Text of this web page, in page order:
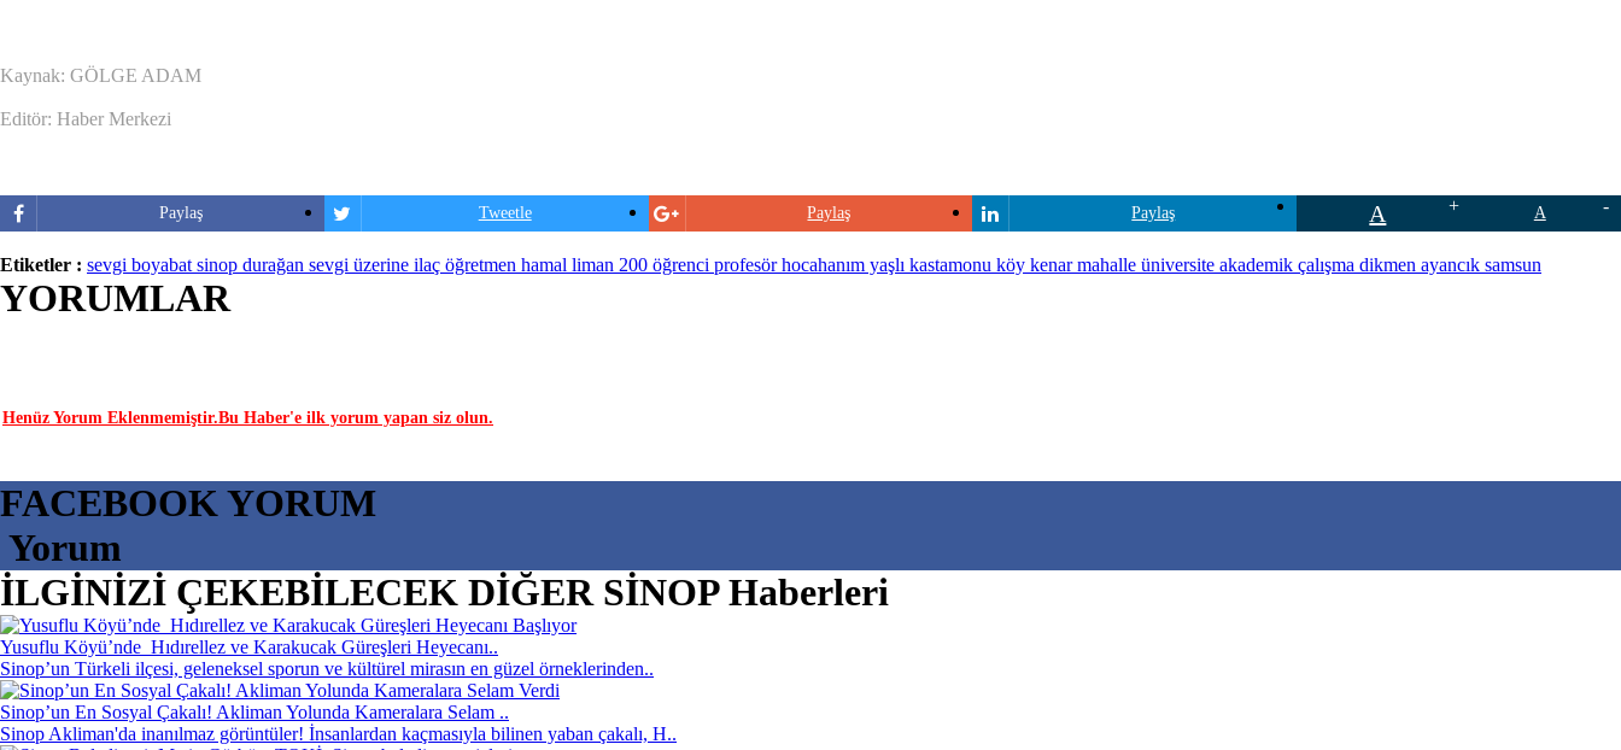
Kaynak: GÖLGE ADAM
Editör: Haber Merkezi
Paylaş Tweetle Paylaş Paylaş A A
Etiketler : sevgi boyabat sinop durağan sevgi üzerine ilaç öğretmen hamal liman 200 öğrenci profesör hocahanım yaşlı kastamonu köy kenar mahalle üniversite akademik çalışma dikmen ayancık samsun
YORUMLAR
Henüz Yorum Eklenmemiştir.Bu Haber'e ilk yorum yapan siz olun.
FACEBOOK YORUM
Yorum
İLGİNİZİ ÇEKEBİLECEK DİĞER SİNOP Haberleri
Yusuflu Köyü’nde Hıdırellez ve Karakucak Güreşleri Heyecanı..
Sinop’un Türkeli ilçesi, geleneksel sporun ve kültürel mirasın en güzel örneklerinden..
Sinop’un En Sosyal Çakalı! Akliman Yolunda Kameralara Selam ..
Sinop Akliman'da inanılmaz görüntüler! İnsanlardan kaçmasıyla bilinen yaban çakalı, H..